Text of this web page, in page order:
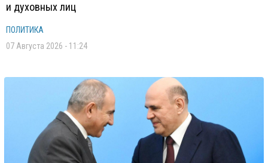
и духовных лиц
ПОЛИТИКА
07 Августа 2026 - 11:24